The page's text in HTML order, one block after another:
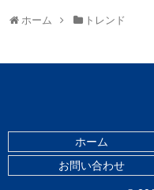
ホーム トレンド
ホーム
お問い合わせ